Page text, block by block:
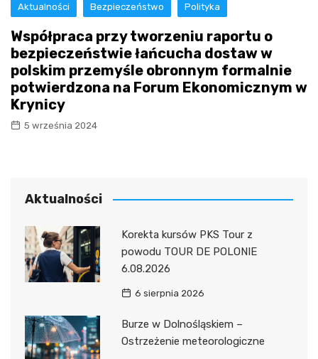
Aktualności Bezpieczeństwo Polityka
Współpraca przy tworzeniu raportu o
bezpieczeństwie łańcucha dostaw w
polskim przemyśle obronnym formalnie
potwierdzona na Forum Ekonomicznym w
Krynicy
5 września 2024
Aktualności
Korekta kursów PKS Tour z
powodu TOUR DE POLONIE
6.08.2026
6 sierpnia 2026
Burze w Dolnośląskiem –
Ostrzeżenie meteorologiczne